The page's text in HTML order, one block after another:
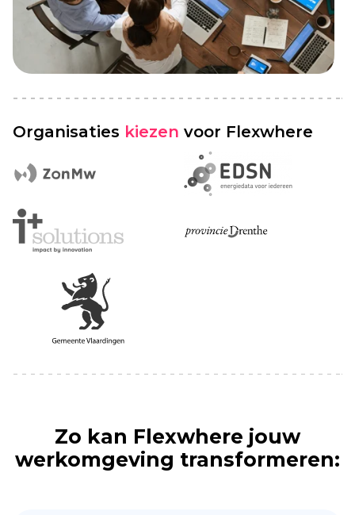
Organisaties kiezen voor Flexwhere
Zo kan Flexwhere jouw
werkomgeving transformeren: